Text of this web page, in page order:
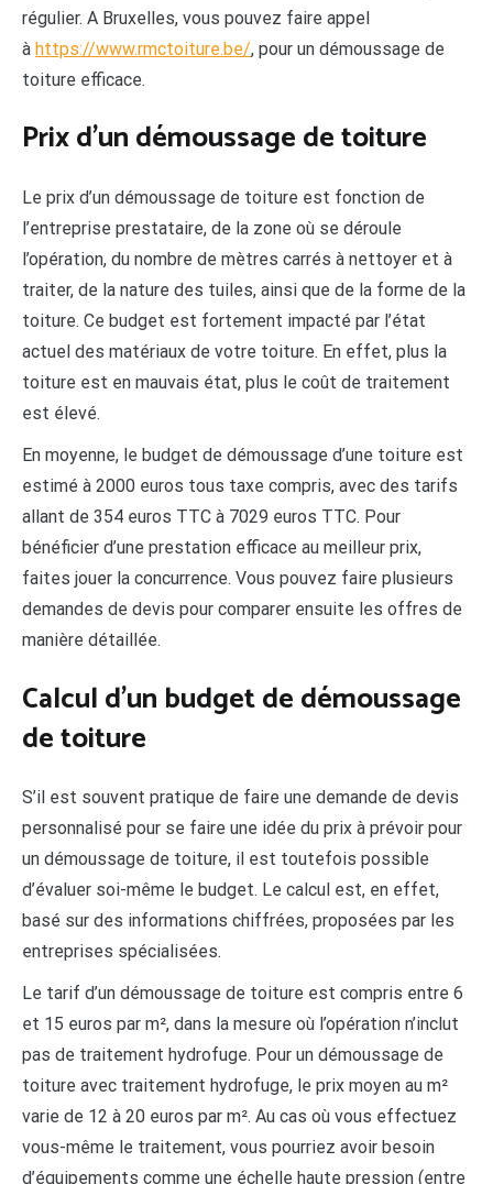
régulier. A Bruxelles, vous pouvez faire appel
à https://www.rmctoiture.be/, pour un démoussage de
toiture efficace.
Prix d’un démoussage de toiture
Le prix d’un démoussage de toiture est fonction de
l’entreprise prestataire, de la zone où se déroule
l’opération, du nombre de mètres carrés à nettoyer et à
traiter, de la nature des tuiles, ainsi que de la forme de la
toiture. Ce budget est fortement impacté par l’état
actuel des matériaux de votre toiture. En effet, plus la
toiture est en mauvais état, plus le coût de traitement
est élevé.
En moyenne, le budget de démoussage d’une toiture est
estimé à 2000 euros tous taxe compris, avec des tarifs
allant de 354 euros TTC à 7029 euros TTC. Pour
bénéficier d’une prestation efficace au meilleur prix,
faites jouer la concurrence. Vous pouvez faire plusieurs
demandes de devis pour comparer ensuite les offres de
manière détaillée.
Calcul d’un budget de démoussage
de toiture
S’il est souvent pratique de faire une demande de devis
personnalisé pour se faire une idée du prix à prévoir pour
un démoussage de toiture, il est toutefois possible
d’évaluer soi-même le budget. Le calcul est, en effet,
basé sur des informations chiffrées, proposées par les
entreprises spécialisées.
Le tarif d’un démoussage de toiture est compris entre 6
et 15 euros par m², dans la mesure où l’opération n’inclut
pas de traitement hydrofuge. Pour un démoussage de
toiture avec traitement hydrofuge, le prix moyen au m²
varie de 12 à 20 euros par m². Au cas où vous effectuez
vous-même le traitement, vous pourriez avoir besoin
d’équipements comme une échelle haute pression (entre